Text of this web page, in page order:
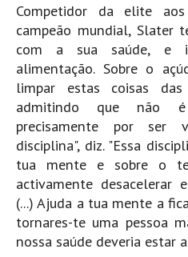
Praia Grande HD
Praia Grande Panorâmica HD
LINHA DE CASCAIS/ESTORIL
Guincho Norte
São Pedro do estoril
Parede
Carcavelos HD
Carcavelos Secret HD
Carcavelos - Calhau
COSTA DA CAPARICA HD
Competidor da elite
campeão mundial, Slater
com a sua saúde, e
alimentação. Sobre o
limpar estas coisas das
admitindo que não
precisamente por ser
disciplina", diz. "Essa
tua mente e sobre o
activamente desacelerar
(...) Ajuda a tua mente a
tornares-te uma pessoa
nossa saúde deveria estar